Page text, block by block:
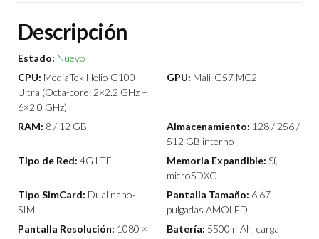
Descripción
Estado: Nuevo
CPU: MediaTek Helio G100
Ultra (Octa-core: 2×2.2 GHz +
6×2.0 GHz)
GPU: Mali-G57 MC2
RAM: 8 / 12 GB Almacenamiento: 128 / 256 /
512 GB interno
Tipo de Red: 4G LTE Memoria Expandible: Sí,
microSDXC
Tipo SimCard: Dual nano-
SIM
Pantalla Tamaño: 6.67
pulgadas AMOLED
Pantalla Resolución: 1080 ×
Batería: 5500 mAh, carga